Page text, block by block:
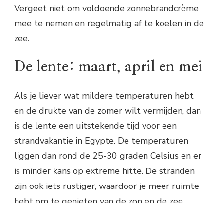
Vergeet niet om voldoende zonnebrandcrème
mee te nemen en regelmatig af te koelen in de
zee.
De lente: maart, april en mei
Als je liever wat mildere temperaturen hebt
en de drukte van de zomer wilt vermijden, dan
is de lente een uitstekende tijd voor een
strandvakantie in Egypte. De temperaturen
liggen dan rond de 25-30 graden Celsius en er
is minder kans op extreme hitte. De stranden
zijn ook iets rustiger, waardoor je meer ruimte